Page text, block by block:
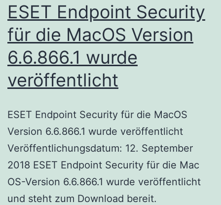
ESET Endpoint Security
für die MacOS Version
6.6.866.1 wurde
veröffentlicht
ESET Endpoint Security für die MacOS
Version 6.6.866.1 wurde veröffentlicht
Veröffentlichungsdatum: 12. September
2018 ESET Endpoint Security für die Mac
OS-Version 6.6.866.1 wurde veröffentlicht
und steht zum Download bereit.